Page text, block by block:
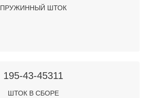
ПРУЖИННЫЙ ШТОК
195-43-45311
ШТОК В СБОРЕ